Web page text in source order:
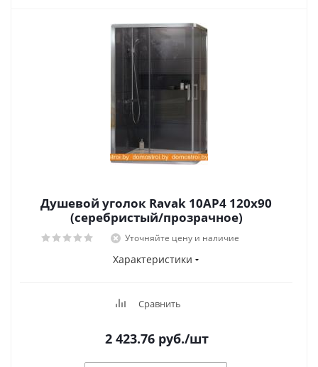
Душевой уголок Ravak 10AP4 120x90
(серебристый/прозрачное)
Уточняйте цену и наличие
Характеристики
Сравнить
2 423.76руб./шт